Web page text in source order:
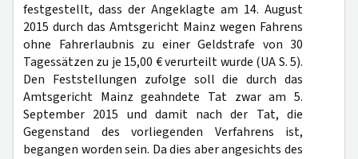
festgestellt, dass der Angeklagte am 14. August
2015 durch das Amtsgericht Mainz wegen Fahrens
ohne Fahrerlaubnis zu einer Geldstrafe von 30
Tagessätzen zu je 15,00 € verurteilt wurde (UA S. 5).
Den Feststellungen zufolge soll die durch das
Amtsgericht Mainz geahndete Tat zwar am 5.
September 2015 und damit nach der Tat, die
Gegenstand des vorliegenden Verfahrens ist,
begangen worden sein. Da dies aber angesichts des